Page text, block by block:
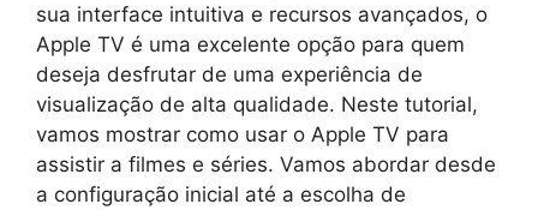
sua interface intuitiva e recursos avançados, o
Apple TV é uma excelente opção para quem
deseja desfrutar de uma experiência de
visualização de alta qualidade. Neste tutorial,
vamos mostrar como usar o Apple TV para
assistir a filmes e séries. Vamos abordar desde
a configuração inicial até a escolha de